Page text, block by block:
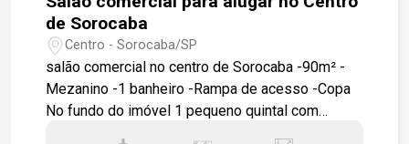
de Sorocaba
Centro - Sorocaba/SP
salão comercial no centro de Sorocaba -90m² -
Mezanino -1 banheiro -Rampa de acesso -Copa
No fundo do imóvel 1 pequeno quintal com